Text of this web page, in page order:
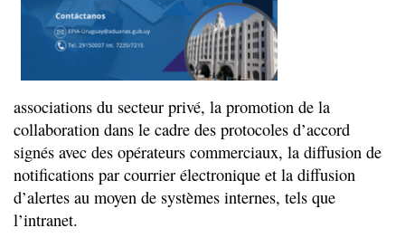
associations du secteur privé, la promotion de la
collaboration dans le cadre des protocoles d’accord
signés avec des opérateurs commerciaux, la diffusion de
notifications par courrier électronique et la diffusion
d’alertes au moyen de systèmes internes, tels que
l’intranet.